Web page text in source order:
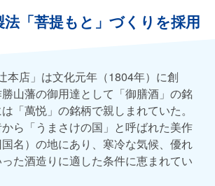
法「菩提もと」づくりを採用
本店」は文化元年（1804年）に創
山藩の御用達として「御膳酒」の銘
「萬悦」の銘柄で親しまれていた。
ら「うまさけの国」と呼ばれた美作
国名）の地にあり、寒冷な気候、優れ
た酒造りに適した条件に恵まれてい